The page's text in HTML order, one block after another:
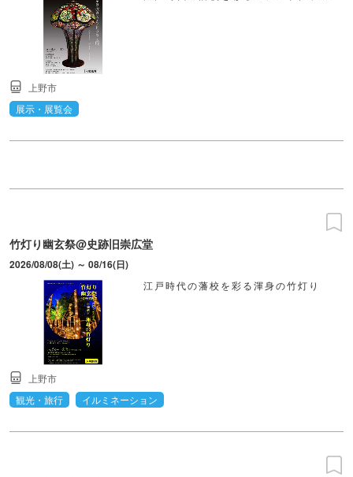
上野市
展示・展覧会
竹灯り幽玄祭@史跡旧崇広堂
2026/08/08(土) ～ 08/16(日)
江戸時代の藩校を彩る渾身の竹灯り
上野市
観光・旅行
イルミネーション